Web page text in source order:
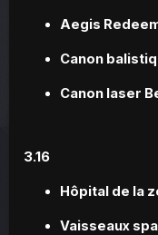
Aegis
Canon
Canon laser
3.16
Hôpital de la
Vaisseaux